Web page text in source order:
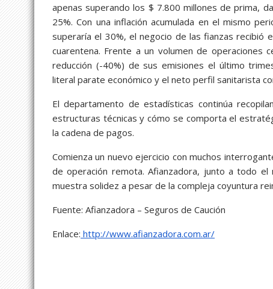
apenas superando los $ 7.800 millones de prima,
25%. Con una inflación acumulada en el mismo
superaría el 30%, el negocio de las fianzas recibió
cuarentena. Frente a un volumen de operaciones
reducción (-40%) de sus emisiones el último
literal parate económico y el neto perfil sanitarista
El departamento de estadísticas continúa
estructuras técnicas y cómo se comporta el
la cadena de pagos.
Comienza un nuevo ejercicio con muchos
de operación remota. Afianzadora, junto a todo
muestra solidez a pesar de la compleja coyuntura
Fuente: Afianzadora – Seguros de Caución
Enlace: http://www.afianzadora.com.ar/